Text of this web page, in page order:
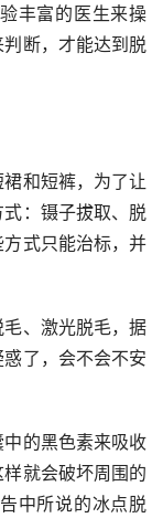
丰富的医生来操
断，才能达到脱
和短裤，为了让
：镊子拔取、脱
式只能治标，并
、激光脱毛，据
了，会不会不安
的黑色素来吸收
就会破坏周围的
中所说的冰点脱